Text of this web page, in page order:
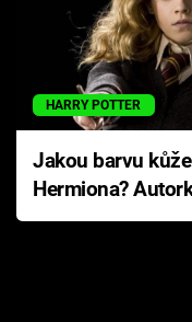
HARRY POTTER
Jakou barvu
Hermiona?
Pottera přišla s